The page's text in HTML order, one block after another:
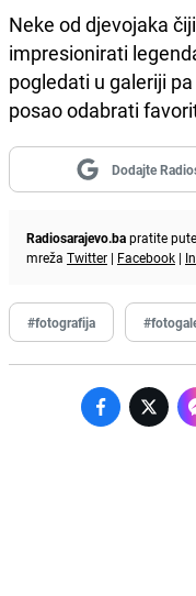
Neke od djevojaka
impresionirati
pogledati u galeriji
posao odabrati
Dodajte
Radiosarajevo.bapratite
mreža Twitter | Facebook |
#fotografija